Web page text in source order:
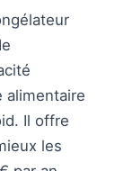
alimentaire
Il offre
les